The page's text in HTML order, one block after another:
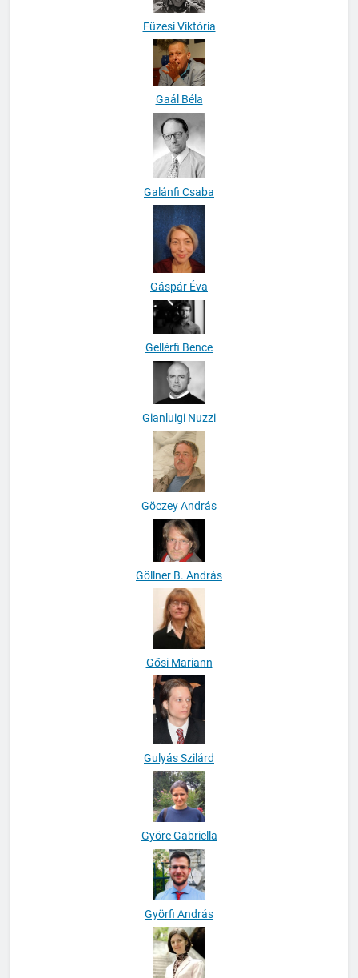
Füzesi Viktória
Gaál Béla
Galánfi Csaba
Gáspár Éva
Gellérfi Bence
Gianluigi Nuzzi
Göczey András
Göllner B. András
Gősi Mariann
Gulyás Szilárd
Györe Gabriella
Györfi András